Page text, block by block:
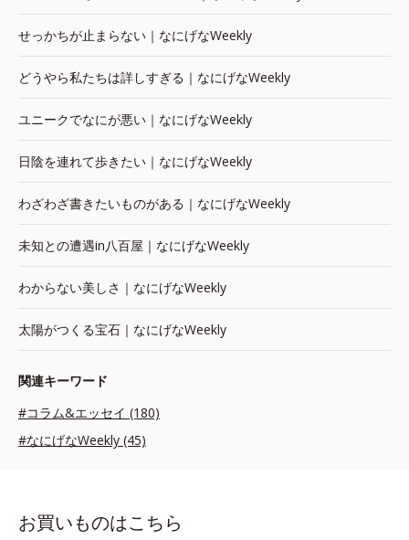
せっかちが止まらない｜なにげなWeekly
どうやら私たちは詳しすぎる｜なにげなWeekly
ユニークでなにが悪い｜なにげなWeekly
日陰を連れて歩きたい｜なにげなWeekly
わざわざ書きたいものがある｜なにげなWeekly
未知との遭遇in八百屋｜なにげなWeekly
わからない美しさ｜なにげなWeekly
太陽がつくる宝石｜なにげなWeekly
関連キーワード
#コラム&エッセイ (180)
#なにげなWeekly (45)
お買いものはこちら